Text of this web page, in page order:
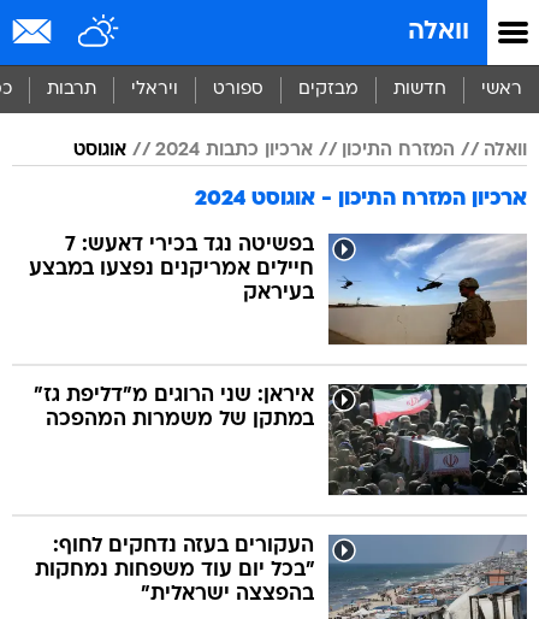
וואלה
ראשי חדשות מבזקים ספורט ויראלי תרבות
וואלה המזרח התיכון ארכיון כתבות 2024 אוגוסט
ארכיון המזרח התיכון - אוגוסט 2024
בפשיטה נגד בכירי דאעש: 7
חיילים אמריקנים נפצעו במבצע
בעיראק
איראן: שני הרוגים מ"דליפת גז"
במתקן של משמרות המהפכה
העקורים בעזה נדחקים לחוף:
"בכל יום עוד משפחות נמחקות
בהפצצה ישראלית"